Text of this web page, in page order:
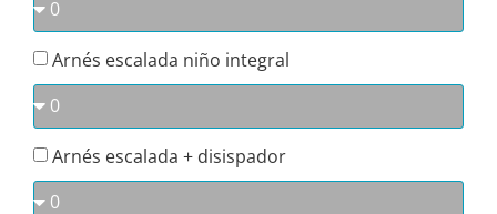
Arnés escalada niño integral
Arnés escalada + disispador